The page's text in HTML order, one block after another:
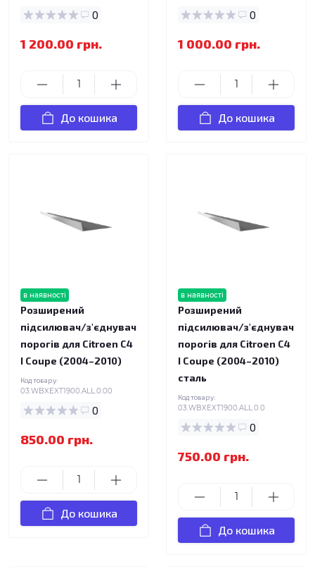
0
1 200.00 грн.
До кошика
0
1 000.00 грн.
До кошика
в наявності
Розширений
підсилювач/з'єднувач
порогів для Citroen C4
I Coupe (2004–2010)
Код товару:
03.WBXEXT1900.ALL.0.00
0
850.00 грн.
До кошика
в наявності
Розширений
підсилювач/з'єднувач
порогів для Citroen C4
I Coupe (2004–2010)
сталь
Код товару:
03.WBXEXT1900.ALL.0.0
0
750.00 грн.
До кошика